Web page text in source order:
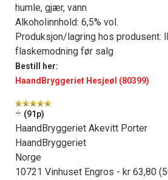
humle, gjær, vann
Alkoholinnhold: 6,5% vol.
Produksjon/lagring hos produsent:
flaskemodning før salg
Bestill her:
HaandBryggeriet Hesjeøl (80399)
÷ (91p)
HaandBryggeriet Akevitt Porter
HaandBryggeriet
Norge
10721 Vinhuset Engros - kr 63,80